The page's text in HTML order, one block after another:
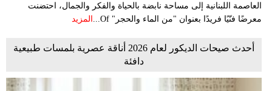
العاصمة اللبنانية إلى مساحة نابضة بالحياة والفكر والجمال، احتضنت
معرضًا فنّيًا فريدًا بعنوان "من الماء والحجر" Of...
المزيد
أحدث صيحات الديكور لعام 2026 أناقة عصرية بلمسات طبيعية
دافئة